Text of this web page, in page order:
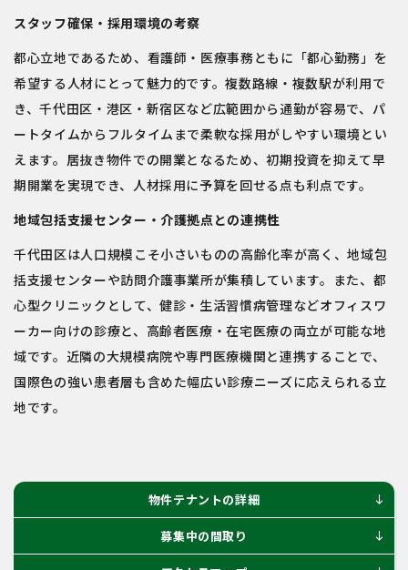
スタッフ確保・採用環境の考察
都心立地であるため、看護師・医療事務ともに「都心勤務」を
希望する人材にとって魅力的です。複数路線・複数駅が利用で
き、千代田区・港区・新宿区など広範囲から通勤が容易で、パ
ートタイムからフルタイムまで柔軟な採用がしやすい環境とい
えます。居抜き物件での開業となるため、初期投資を抑えて早
期開業を実現でき、人材採用に予算を回せる点も利点です。
地域包括支援センター・介護拠点との連携性
千代田区は人口規模こそ小さいものの高齢化率が高く、地域包
括支援センターや訪問介護事業所が集積しています。また、都
心型クリニックとして、健診・生活習慣病管理などオフィスワ
ーカー向けの診療と、高齢者医療・在宅医療の両立が可能な地
域です。近隣の大規模病院や専門医療機関と連携することで、
国際色の強い患者層も含めた幅広い診療ニーズに応えられる立
地です。
物件テナントの詳細 south
募集中の間取り south